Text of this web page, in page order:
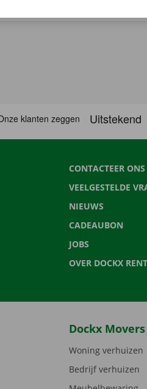
CONTACTEER ONS
VEELGESTELDE
NIEUWS
CADEAUBON
JOBS
OVER DOCKX
Dockx Movers
Woning verhuizen
Bedrijf verhuizen